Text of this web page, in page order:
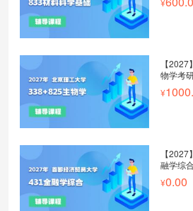
【
物学考
【
融学综
0.00